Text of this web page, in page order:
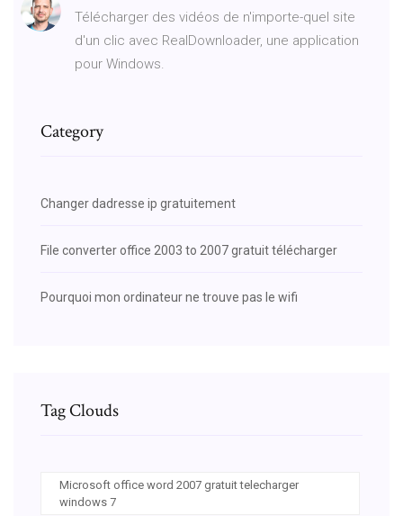
Télécharger des vidéos de n'importe-quel site
d'un clic avec RealDownloader, une application
pour Windows.
Category
Changer dadresse ip gratuitement
File converter office 2003 to 2007 gratuit télécharger
Pourquoi mon ordinateur ne trouve pas le wifi
Tag Clouds
Microsoft office word 2007 gratuit telecharger
windows 7